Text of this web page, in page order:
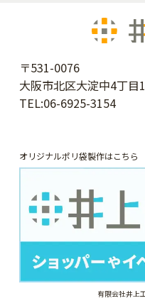
〒531-0076
大阪市北区大淀中4丁目
TEL:06-6925-3154
オリジナルポリ袋製作はこちら
有限会社井上